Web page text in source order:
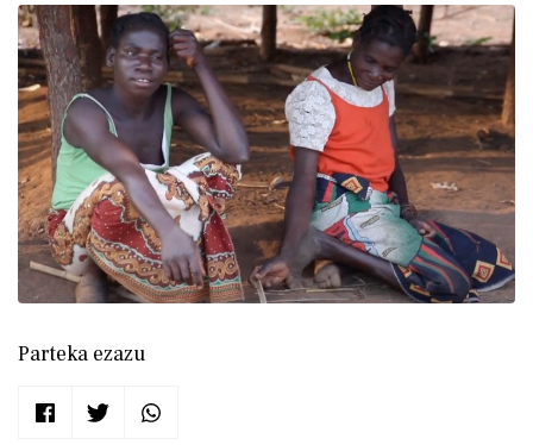
Parteka ezazu